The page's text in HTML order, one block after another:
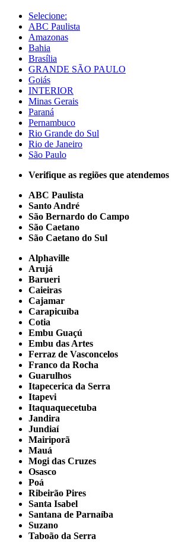
Selecione:
ABC Paulista
Amazonas
Bahia
Brasília
GRANDE SÃO PAULO
Goiás
INTERIOR
Minas Gerais
Paraná
Pernambuco
Rio Grande do Sul
Rio de Janeiro
São Paulo
Verifique as regiões que atendemos
ABC Paulista
Santo André
São Bernardo do Campo
São Caetano
São Caetano do Sul
Alphaville
Arujá
Barueri
Caieiras
Cajamar
Carapicuíba
Cotia
Embu Guaçú
Embu das Artes
Ferraz de Vasconcelos
Franco da Rocha
Guarulhos
Itapecerica da Serra
Itapevi
Itaquaquecetuba
Jandira
Jundiaí
Mairiporã
Mauá
Mogi das Cruzes
Osasco
Poá
Ribeirão Pires
Santa Isabel
Santana de Parnaíba
Suzano
Taboão da Serra